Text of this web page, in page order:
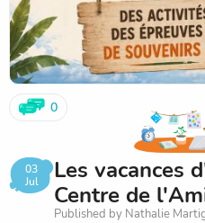
0
03
Jul
Les vacances
Centre de
Published by Nathalie